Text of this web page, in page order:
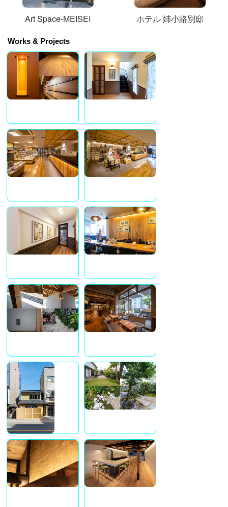
Art Space-MEISEI ホテル 姉小路別邸
Works & Projects